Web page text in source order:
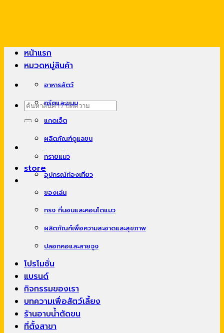
ค้นหา:
store
หน้าแรก
หมวดหมู่สินค้า
อาหารสัตว์
ทรีตและขนม
แกดเจ็ต
ผลิตภัณฑ์ดูแลขน
ทรายแมว
อุปกรณ์ท่องเที่ยว
ของเล่น
กรง ที่นอนและคอนโดแมว
ผลิตภัณฑ์เพื่อความสะอาดและสุขภาพ
ปลอกคอและสายจูง
โปรโมชั่น
แบรนด์
กิจกรรมของเรา
บทความเพื่อสัตว์เลี้ยง
ร้านอาบน้ำตัดขน
ที่ตั้งสาขา